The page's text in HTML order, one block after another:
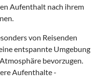
Aufenthalt nach ihrem
von Reisenden
entspannte Umgebung
bevorzugen.
Aufenthalte -